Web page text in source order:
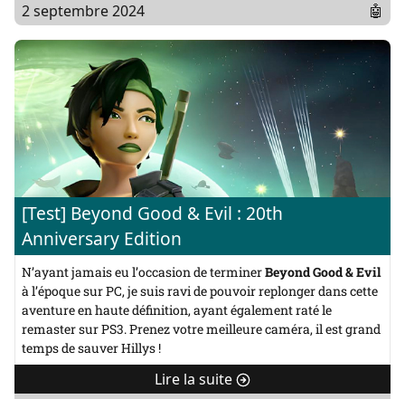
[Test]
Akimbot"
2 septembre 2024 🤖
[Test] Beyond Good & Evil : 20th
Anniversary Edition
N’ayant jamais eu l’occasion de terminerBeyond Good & Evil
à l’époque sur PC, je suis ravi de pouvoir replonger dans cette
aventure en haute définition, ayant également raté le
remaster sur PS3. Prenez votre meilleure caméra, il est grand
temps de sauver Hillys !
Lire la suitede